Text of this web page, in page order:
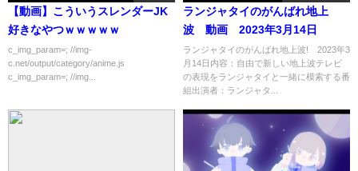
【動画】こういうスレンダーJK
好きなやつｗｗｗｗｗ
c_img_param=; //img-
c.net/output/category/anime.js
c_img_param=; //img...
ランジャタイのがんばれ地上
波 動画 2023年3月14日
ランジャタイのがんばれ地上波! 2023年3
月14日内容：自由で新しい地上波テレビ
の表現をランジャタイと一緒に模索する番
組出演者：ランジャタ...